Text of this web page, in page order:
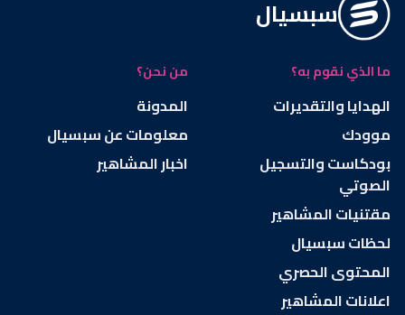
سبسيال
ما الذي نقوم به؟
الهدايا والتقديرات
موودك
بودكاست والتسجيل
الصوتي
مقتنيات المشاهير
لحظات سبسيال
المحتوى الحصري
اعلانات المشاهير
من نحن؟
المدونة
معلومات عن سبسيال
اخبار المشاهير